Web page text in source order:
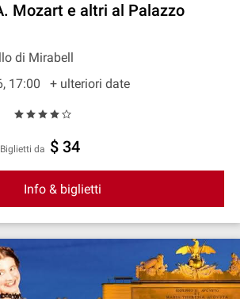
Mozart e altri al Palazzo
di Mirabell
17:00
+ ulteriori date
Biglietti da $ 34
Info & biglietti